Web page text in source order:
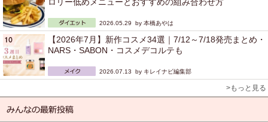
2026.05.29 by 本橋あやは
【2026年7月】新作コスメ34選｜7/12～7/18発売まとめ・
NARS・SABON・コスメデコルテも
2026.07.13 by キレイナビ編集部
>もっと見る